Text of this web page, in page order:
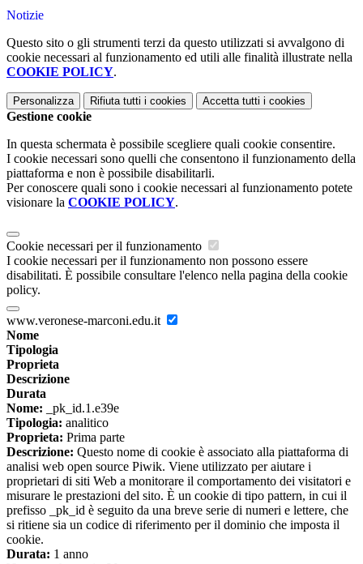
Notizie
Questo sito o gli strumenti terzi da questo utilizzati si avvalgono di
cookie necessari al funzionamento ed utili alle finalità illustrate nella
COOKIE POLICY.
Personalizza Rifiuta tutti i cookies Accetta tutti i cookies
Gestione cookie
In questa schermata è possibile scegliere quali cookie consentire.
I cookie necessari sono quelli che consentono il funzionamento della
piattaforma e non è possibile disabilitarli.
Per conoscere quali sono i cookie necessari al funzionamento potete
visionare la COOKIE POLICY.
Cookie necessari per il funzionamento
I cookie necessari per il funzionamento non possono essere
disabilitati. È possibile consultare l'elenco nella pagina della cookie
policy.
www.veronese-marconi.edu.it
Nome
Tipologia
Proprieta
Descrizione
Durata
Nome: _pk_id.1.e39e
Tipologia: analitico
Proprieta: Prima parte
Descrizione: Questo nome di cookie è associato alla piattaforma di
analisi web open source Piwik. Viene utilizzato per aiutare i
proprietari di siti Web a monitorare il comportamento dei visitatori e
misurare le prestazioni del sito. È un cookie di tipo pattern, in cui il
prefisso _pk_id è seguito da una breve serie di numeri e lettere, che
si ritiene sia un codice di riferimento per il dominio che imposta il
cookie.
Durata: 1 anno